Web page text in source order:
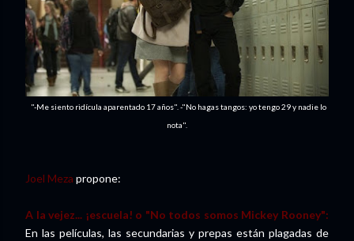
"-Me siento ridícula aparentado 17 años". -"No hagas tangos: yo tengo 29 y nadie lo
nota".
Joel Meza propone:
A la vejez... ¡escuela! o "No todos somos Mickey Rooney":
En las películas, las secundarias y prepas están plagadas de